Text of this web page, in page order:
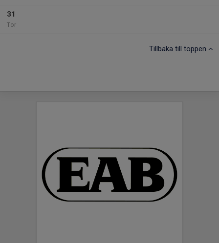
31
Tor
Tillbaka till toppen